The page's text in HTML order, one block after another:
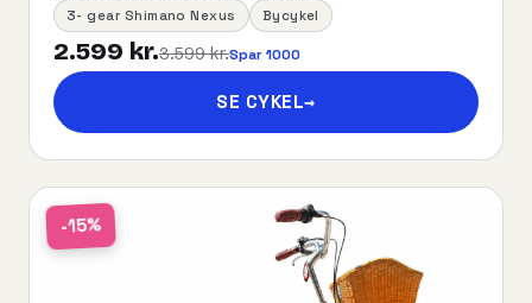
3- gear Shimano Nexus Bycykel
2.599 kr.3.599 kr.Spar 1000
SE CYKEL→
-15%